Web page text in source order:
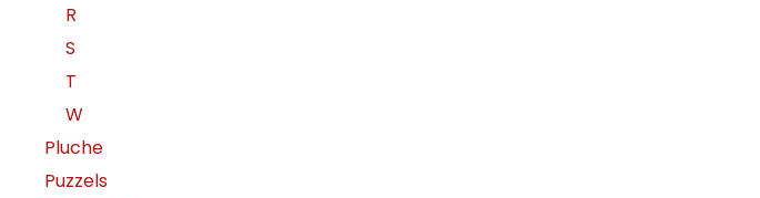
R
S
T
W
Pluche
Puzzels